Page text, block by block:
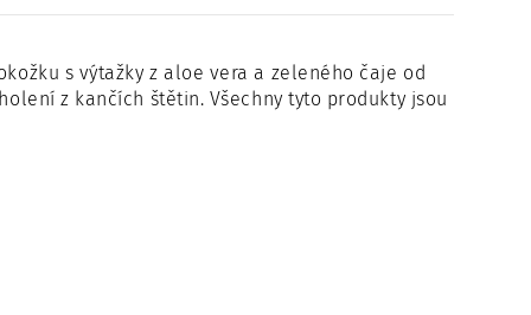
s výtažky z aloe vera a zeleného čaje od
z kančích štětin. Všechny tyto produkty jsou